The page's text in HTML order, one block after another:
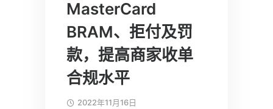
MasterCard
BRAM、拒付及罚
款，提高商家收单
合规水平
2022年11月16日